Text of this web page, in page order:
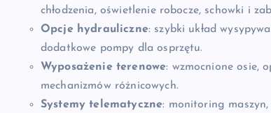
chłodzenia, oświetlenie robocze, schowki i
Opcje hydrauliczne: szybki układ
dodatkowe pompy dla osprzętu.
Wyposażenie terenowe: wzmocnione osie,
mechanizmów różnicowych.
Systemy telematyczne: monitoring